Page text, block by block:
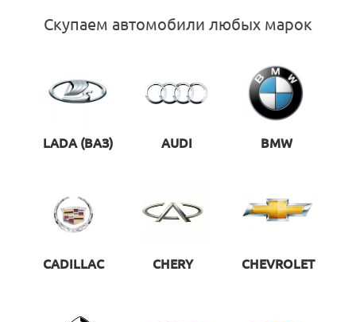
Скупаем автомобили любых марок
LADA (ВАЗ) AUDI BMW
CADILLAC CHERY CHEVROLET